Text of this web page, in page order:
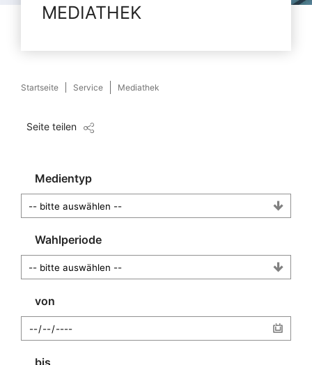
MEDIATHEK
Startseite Service Mediathek
Seite teilen
Medientyp
Wahlperiode
von
bis